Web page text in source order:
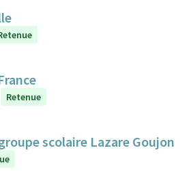
Retenue
scolaire Lazare Goujon